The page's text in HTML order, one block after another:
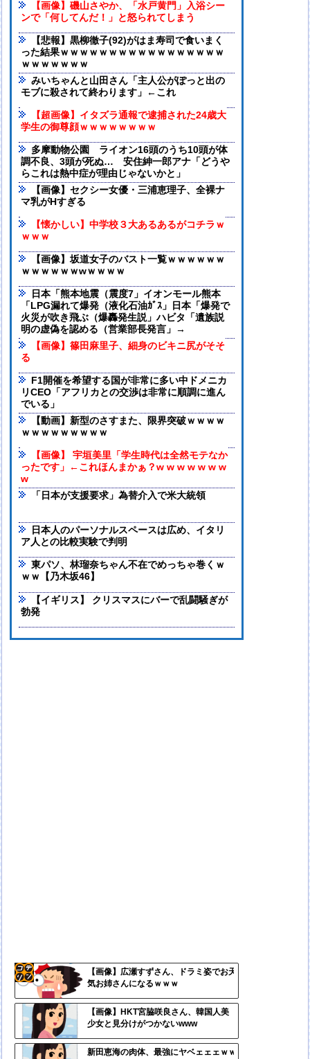
【画像】磯山さやか、「水戸黄門」入浴シー
ンで「何してんだ！」と怒られてしまう
【悲報】黒柳徹子(92)がはま寿司で食いまく
った結果ｗｗｗｗｗｗｗｗｗｗｗｗｗｗｗｗｗ
ｗｗｗｗｗｗｗ
みいちゃんと山田さん「主人公がぽっと出の
モブに殺されて終わります」←これ
【超画像】イタズラ通報で逮捕された24歳大
学生の御尊顔ｗｗｗｗｗｗｗｗ
多摩動物公園 ライオン16頭のうち10頭が体
調不良、3頭が死ぬ… 安住紳一郎アナ「どうや
らこれは熱中症が理由じゃないかと」
【画像】セクシー女優・三浦恵理子、全裸ナ
マ乳がHすぎる
【懐かしい】中学校３大あるあるがコチラｗ
ｗｗｗ
【画像】坂道女子のバスト一覧ｗｗｗｗｗｗ
ｗｗｗｗｗｗwｗｗｗｗ
日本「熊本地震（震度7」イオンモール熊本
「LPG漏れて爆発（液化石油ｶﾞｽ」日本「爆発で
火災が吹き飛ぶ（爆轟発生説」ハビタ「遺族説
明の虚偽を認める（営業部長発言」→
【画像】篠田麻里子、細身のビキニ尻がそそ
る
F1開催を希望する国が非常に多い中ドメニカ
リCEO「アフリカとの交渉は非常に順調に進ん
でいる」
【動画】新型のさすまた、限界突破ｗｗｗｗ
ｗｗｗｗｗｗｗｗｗ
【画像】 宇垣美里「学生時代は全然モテなか
ったです」←これほんまかぁ？w w w w w w w
w
「日本が支援要求」為替介入で米大統領
日本人のパーソナルスペースは広め、イタリ
ア人との比較実験で判明
東パソ、林瑠奈ちゃん不在でめっちゃ巻くｗ
ｗｗ【乃木坂46】
【イギリス】 クリスマスにバーで乱闘騒ぎが
勃発
【画像】広瀬すずさん、ドラミ姿でお天
気お姉さんになるｗｗｗ
【画像】HKT宮脇咲良さん、韓国人美
少女と見分けがつかないwww
新田恵海の肉体、最強にヤベェェェｗｗ
- 固
定リ